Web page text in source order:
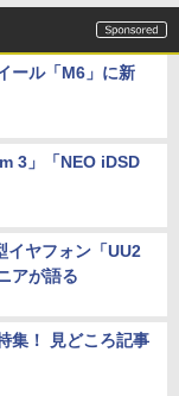
ール「M6」に新
3」「NEO iDSD
イヤフォン「UU2
アが語る
集！ 見どころ記事